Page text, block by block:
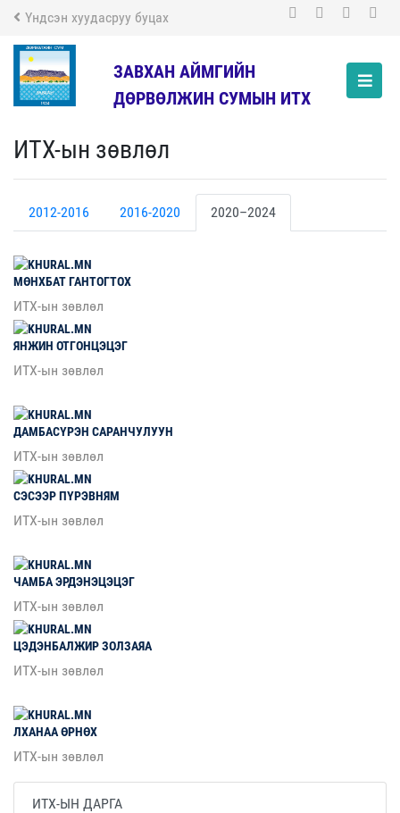
Үндсэн хуудасруу буцах
ЗАВХАН АЙМГИЙН
ДӨРВӨЛЖИН СУМЫН ИТХ
ИТХ-ын зөвлөл
2012-2016 2016-2020 2020–2024
МӨНХБАТГАНТОГТОХ
ИТХ-ын зөвлөл
ЯНЖИН ОТГОНЦЭЦЭГ
ИТХ-ын зөвлөл
ДАМБАСҮРЭН САРАНЧУЛУУН
ИТХ-ын зөвлөл
СЭСЭЭРПҮРЭВНЯМ
ИТХ-ын зөвлөл
ЧАМБАЭРДЭНЭЦЭЦЭГ
ИТХ-ын зөвлөл
ЦЭДЭНБАЛЖИРЗОЛЗАЯА
ИТХ-ын зөвлөл
ЛХАНААӨРНӨХ
ИТХ-ын зөвлөл
ИТХ-ЫН ДАРГА